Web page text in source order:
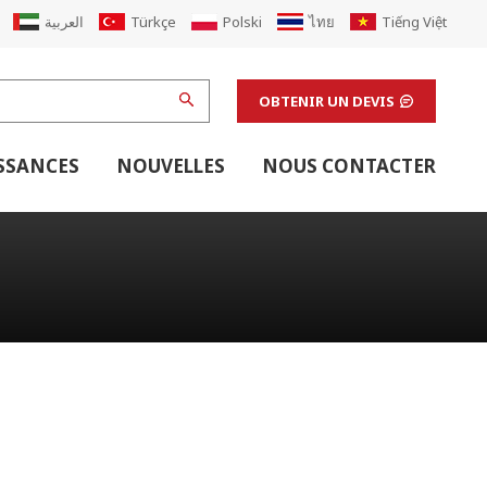
العربية Türkçe Polski ไทย Tiếng Việt
OBTENIR UN DEVIS
NOUVELLES NOUS CONTACTER